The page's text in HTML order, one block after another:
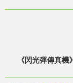
《閃光彈傳真